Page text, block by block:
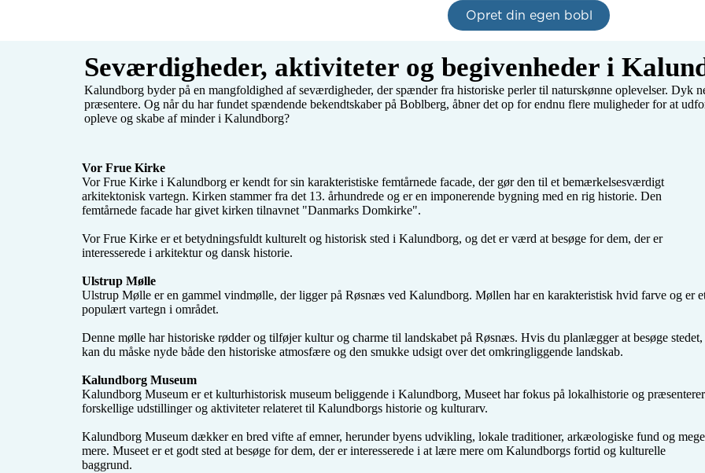
af vores søn, har vi
mistet rigtig mange
venskaber og søger
derfor nye 😜 vi er
ikke rigtig fest
typerne, men
bekendtskaber er lidt
på samme
bølgelængde
mor ( Kommer fra
Bulgarien) og
far ( dansker)
2 katte - perser
og vores lille
som vil går en tur
med os, spiser med
os, hygger sig med
Vi håber at vi finder
Søger venner til
hygge komsammen,
gode samtaler,
festival, jeg holder
meget af
campinglivet med
min lille vogn, rejser
syd på ✈️, lave mad
søger det samme
som mig 🌞 min
bopæl er ved
daglig
Jeg er
strikke,
Opret din egen bobl
Seværdigheder, aktiviteter og begivenheder i
Kalundborg byder på en mangfoldighed af seværdigheder, der spænder fra historiske perler til naturskønne oplevelser. Dyk
præsentere. Og når du har fundet spændende bekendtskaber på Boblberg, åbner det op for endnu flere muligheder for at
opleve og skabe af minder i Kalundborg?
Vor Frue Kirke
Vor Frue Kirke i Kalundborg er kendt for sin karakteristiske femtårnede facade, der gør den til et bemærkelsesværdigt
arkitektonisk vartegn. Kirken stammer fra det 13. århundrede og er en imponerende bygning med en rig historie. Den
femtårnede facade har givet kirken tilnavnet "Danmarks Domkirke".
Vor Frue Kirke er et betydningsfuldt kulturelt og historisk sted i Kalundborg, og det er værd at besøge for dem, der er
interesserede i arkitektur og dansk historie.
Ulstrup Mølle
Ulstrup Mølle er en gammel vindmølle, der ligger på Røsnæs ved Kalundborg. Møllen har en karakteristisk hvid farve og er
populært vartegn i området.
Denne mølle har historiske rødder og tilføjer kultur og charme til landskabet på Røsnæs. Hvis du planlægger at besøge stedet,
kan du måske nyde både den historiske atmosfære og den smukke udsigt over det omkringliggende landskab.
Kalundborg Museum
Kalundborg Museum er et kulturhistorisk museum beliggende i Kalundborg, Museet har fokus på lokalhistorie og præsenterer
forskellige udstillinger og aktiviteter relateret til Kalundborgs historie og kulturarv.
Kalundborg Museum dækker en bred vifte af emner, herunder byens udvikling, lokale traditioner, arkæologiske fund og
mere. Museet er et godt sted at besøge for dem, der er interesserede i at lære mere om Kalundborgs fortid og kulturelle
baggrund.